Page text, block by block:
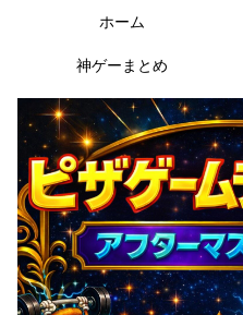
ホーム
神ゲーまとめ